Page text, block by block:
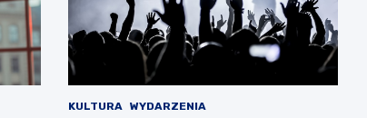
KULTURA WYDARZENIA